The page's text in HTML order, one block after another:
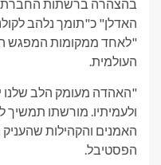
בהצהרה ברשתות
האדלן" כ"תומך נלהב
"לאחד ממקומות המפגש
העולמית.
"האהדה מעומק הלב שלנו
ולעמיתיו. מורשתו תמשיך
האמנים והקהילות
הפסטיבל.